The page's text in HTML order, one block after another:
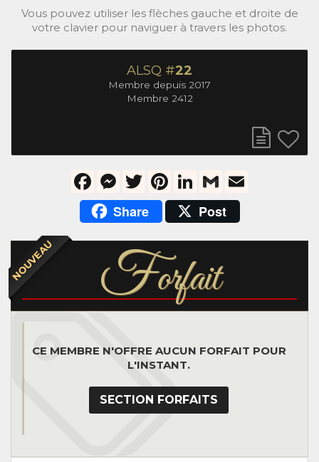
Vous pouvez utiliser les flèches gauche et droite de
votre clavier pour naviguer à travers les photos.
ALSQ #22
Membre depuis 2017
Membre 2412
FacebookMessenger
TwitterPinterestLinkedIn
Gmail
Share Post
NOUVEAU Forfait
CE MEMBRE N'OFFRE AUCUN FORFAIT POUR
L'INSTANT.
SECTION FORFAITS